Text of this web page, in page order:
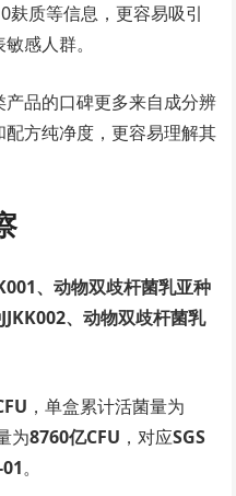
麸质等信息，更容易吸引
感人群。
品的口碑更多来自成分辨
方纯净度，更容易理解其
、动物双歧杆菌乳亚种
、动物双歧杆菌乳
，单盒累计活菌量为
为8760亿CFU ，对应SGS
。